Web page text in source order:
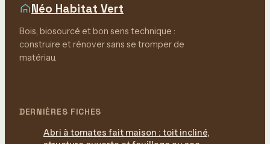
Néo Habitat Vert
Bois, biosourcé et bon sens technique :
construire et rénover sans se tromper de
matériau.
DERNIÈRES FICHES
Abri à tomates fait maison : toit incliné,